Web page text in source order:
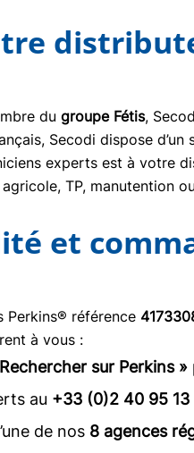
du groupe Fétis,
Secodi dispose
experts est à votre
TP, manutention
et
Perkins® référence
à vous :
sur Perkins »
au +33 (0)2 40 95 13
de nos 8 agences